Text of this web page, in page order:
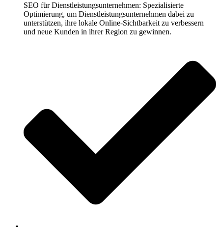
SEO für Dienstleistungsunternehmen: Spezialisierte
Optimierung, um Dienstleistungsunternehmen dabei zu
unterstützen, ihre lokale Online-Sichtbarkeit zu verbessern
und neue Kunden in ihrer Region zu gewinnen.